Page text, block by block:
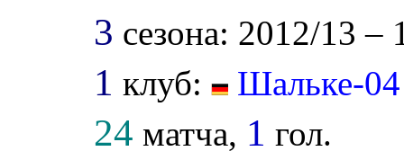
3 сезона: 2012/13 –
1 клуб: Шальке-04
24 матча, 1 гол.